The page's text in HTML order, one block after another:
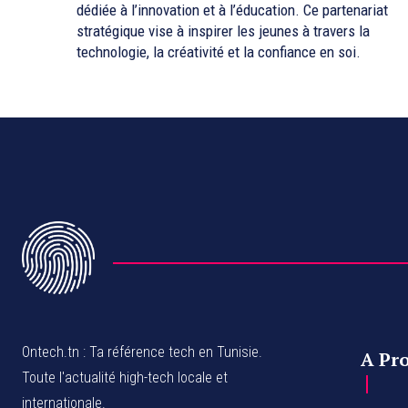
dédiée à l’innovation et à l’éducation. Ce partenariat
stratégique vise à inspirer les jeunes à travers la
technologie, la créativité et la confiance en soi.
Ontech.tn : Ta référence tech en Tunisie.
Toute l'actualité high-tech locale et
internationale.
A